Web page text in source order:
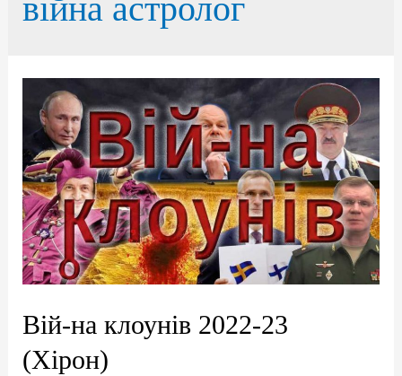
війна астролог
Вій-на клоунів 2022-23
(Хірон)